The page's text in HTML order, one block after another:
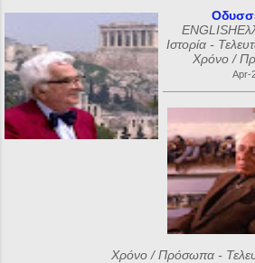
Ιστορία -
Χρόνο /
Apr-
Χρόνο / Πρόσωπα -